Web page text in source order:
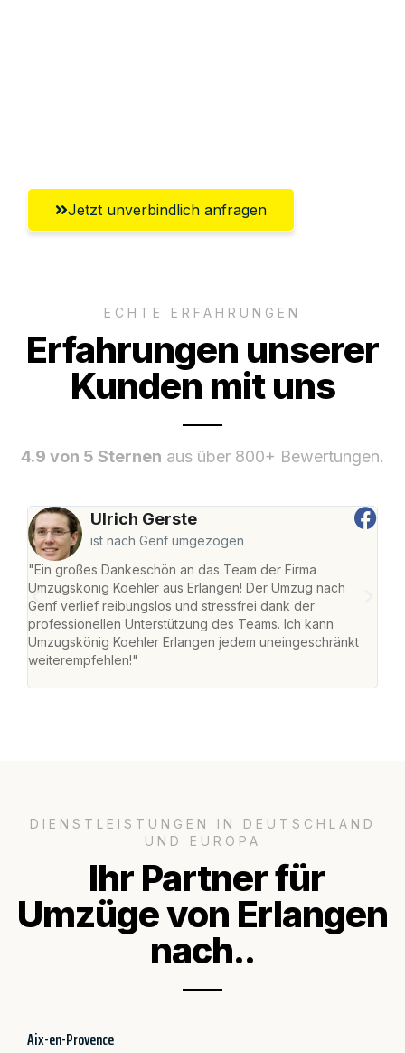
Jetzt unverbindlich anfragen
ECHTE ERFAHRUNGEN
Erfahrungen unserer
Kunden mit uns
4.9 von 5 Sternen aus über 800+ Bewertungen.
Ulrich Gerste
ist nach Genf umgezogen
"Ein großes Dankeschön an das Team der Firma
Umzugskönig Koehler aus Erlangen! Der Umzug nach
Genf verlief reibungslos und stressfrei dank der
professionellen Unterstützung des Teams. Ich kann
Umzugskönig Koehler Erlangen jedem uneingeschränkt
weiterempfehlen!"
DIENSTLEISTUNGEN IN DEUTSCHLAND
UND EUROPA
Ihr Partner für
Umzüge von Erlangen
nach..
Aix-en-Provence